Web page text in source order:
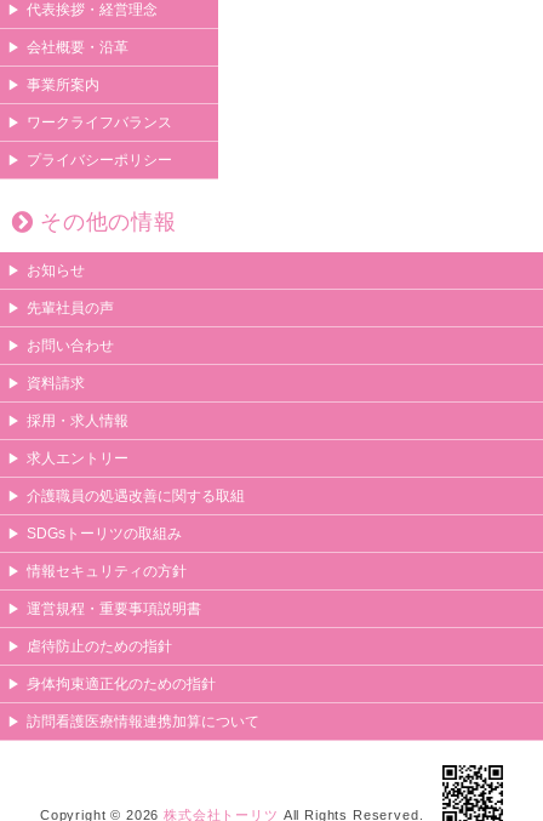
代表挨拶・経営理念
会社概要・沿革
事業所案内
ワークライフバランス
プライバシーポリシー
その他の情報
お知らせ
先輩社員の声
お問い合わせ
資料請求
採用・求人情報
求人エントリー
介護職員の処遇改善に関する取組
SDGsトーリツの取組み
情報セキュリティの方針
運営規程・重要事項説明書
虐待防止のための指針
身体拘束適正化のための指針
訪問看護医療情報連携加算について
Copyright © 2026株式会社トーリツ All Rights Reserved.